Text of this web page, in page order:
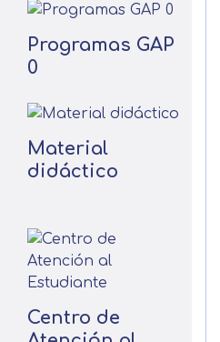
Programas GAP
0
Material
didáctico
Centro de